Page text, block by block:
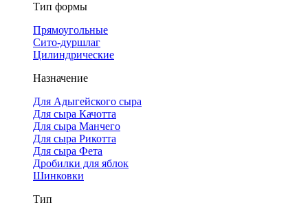
Тип формы
Прямоугольные
Сито-дуршлаг
Цилиндрические
Назначение
Для Адыгейского сыра
Для сыра Качотта
Для сыра Манчего
Для сыра Рикотта
Для сыра Фета
Дробилки для яблок
Шинковки
Тип